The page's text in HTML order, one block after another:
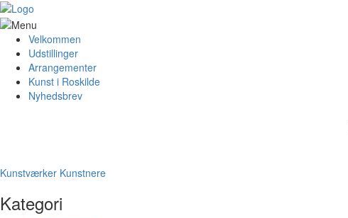
Velkommen
Udstillinger
Arrangementer
Kunst i Roskilde
Nyhedsbrev
Kunstværker Kunstnere
Kategori